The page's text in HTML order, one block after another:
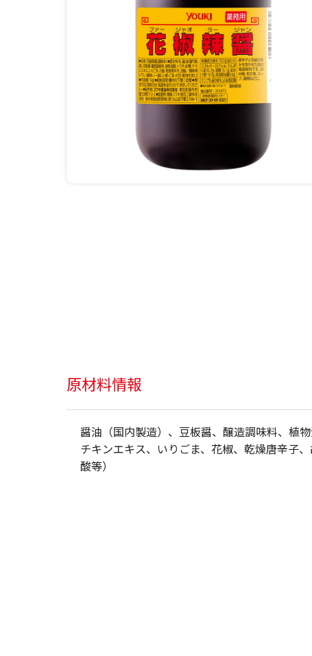
原材料情報
醤油（国内製造）、豆板醤、醸造調味料、植物
チキンエキス、いりごま、花椒、乾燥唐辛子
酸等）